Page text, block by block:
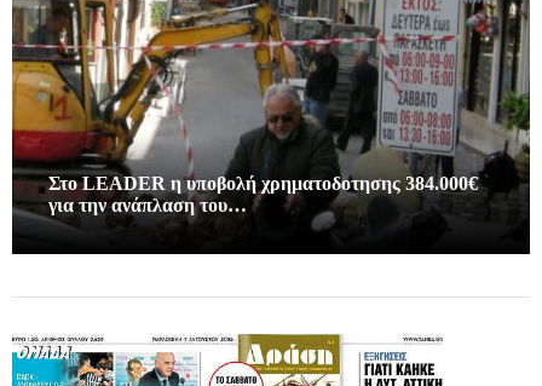
Στο LEADER η υποβολή χρηματοδοτησης 384.000€
για την ανάπλαση του…